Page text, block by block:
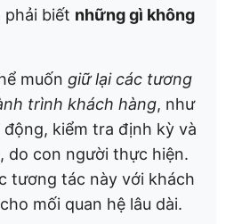
phải biết những gì không
muốn giữ lại các tương
trình khách hàng, như
kiểm tra định kỳ và
do con người thực hiện.
tương tác này với khách
mối quan hệ lâu dài.